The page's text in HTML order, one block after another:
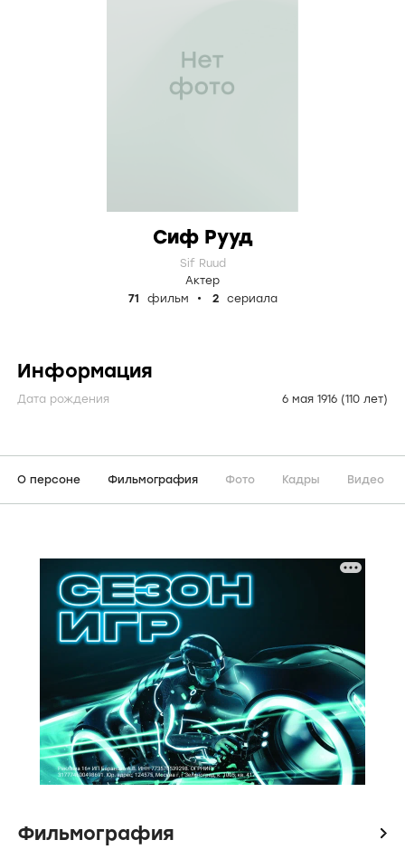
Сиф Рууд
Sif Ruud
Актер
71
фильм 2 сериала
Информация
Дата рождения 6 мая 1916 (110 лет)
О персоне Фильмография Фото Кадры Видео
Фильмография icon